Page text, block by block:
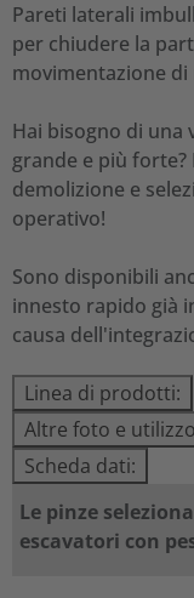
Pareti laterali
per chiudere la
movimentazione di
Hai bisogno di una
grande e più
demolizione e
operativo!
Sono disponibili
innesto rapido già
causa
Linea di prodotti:
Altre foto e
Scheda dati:
Le pinze
escavatori con